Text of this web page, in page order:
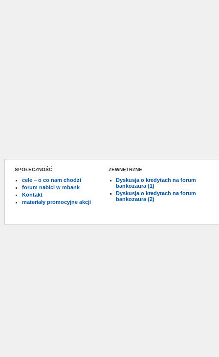
SPOŁECZNOŚĆ
cele – o co nam chodzi
forum nabici w mbank
Kontakt
materiały promocyjne akcji
ZEWNĘTRZNE
Dyskusja o kredytach na forum
bankozaura (1)
Dyskusja o kredytach na forum
bankozaura (2)